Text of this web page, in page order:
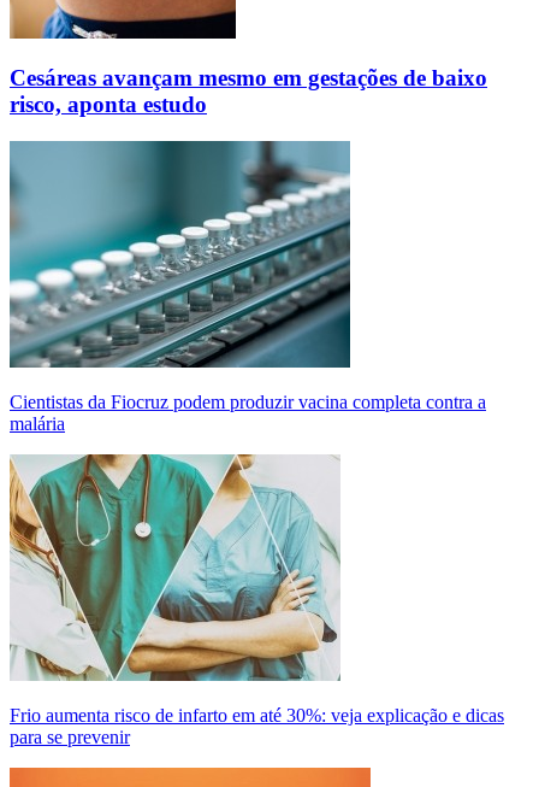
Cesáreas avançam mesmo em gestações de baixo
risco, aponta estudo
Cientistas da Fiocruz podem produzir vacina completa contra a
malária
Frio aumenta risco de infarto em até 30%: veja explicação e dicas
para se prevenir